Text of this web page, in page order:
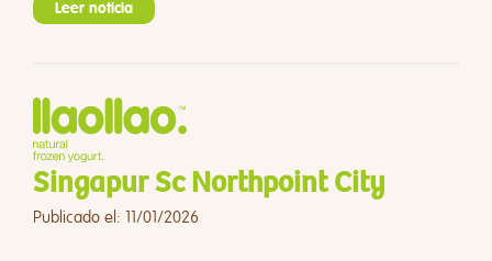
Leer noticia
Singapur Sc Northpoint City
Publicado el: 11/01/2026